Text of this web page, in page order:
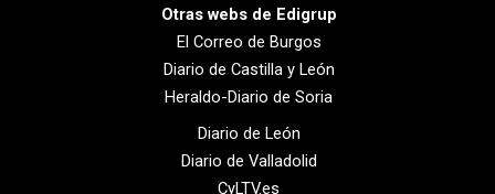
Otras webs de Edigrup
El Correo de Burgos
Diario de Castilla y León
Heraldo-Diario de Soria
Diario de León
Diario de Valladolid
CyLTV.es